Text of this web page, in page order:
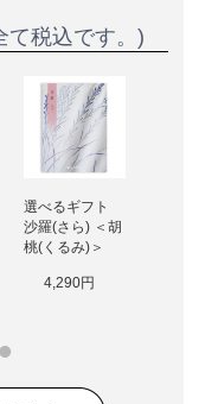
て税込です。)
選べるギフト
沙羅(さら) ＜胡
桃(くるみ)＞
4,290円